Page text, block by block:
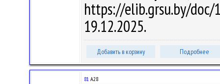
https://elib.grsu.by/
19.12.2025.
Добавить в корзину Подробнее
81 А28